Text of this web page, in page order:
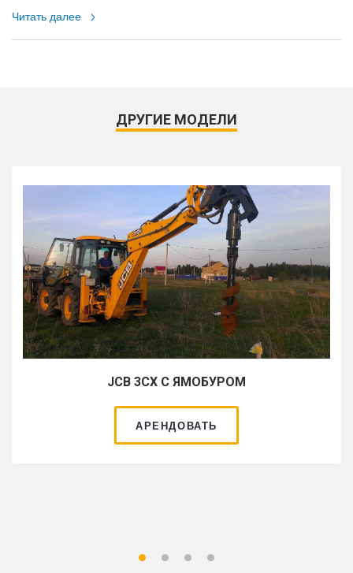
Читать далее
ДРУГИЕ МОДЕЛИ
JCB 3CX С ЯМОБУРОМ
АРЕНДОВАТЬ